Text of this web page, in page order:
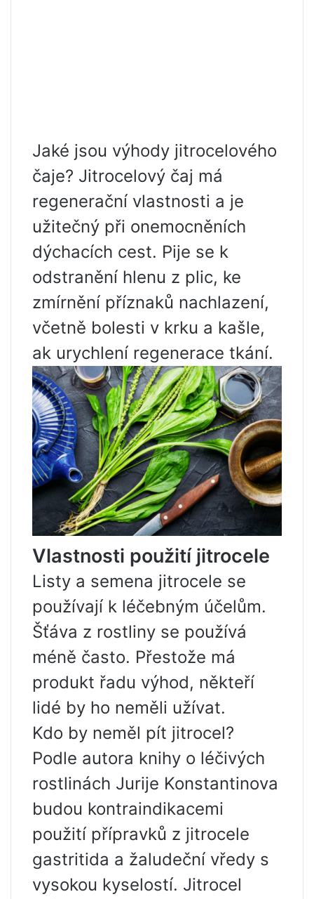
Jaké jsou výhody jitrocelového
čaje? Jitrocelový čaj má
regenerační vlastnosti a je
užitečný při onemocněních
dýchacích cest. Pije se k
odstranění hlenu z plic, ke
zmírnění příznaků nachlazení,
včetně bolesti v krku a kašle,
ak urychlení regenerace tkání.
Vlastnosti použití jitrocele
Listy a semena jitrocele se
používají k léčebným účelům.
Šťáva z rostliny se používá
méně často. Přestože má
produkt řadu výhod, někteří
lidé by ho neměli užívat.
Kdo by neměl pít jitrocel?
Podle autora knihy o léčivých
rostlinách Jurije Konstantinova
budou kontraindikacemi
použití přípravků z jitrocele
gastritida a žaludeční vředy s
vysokou kyselostí. Jitrocel